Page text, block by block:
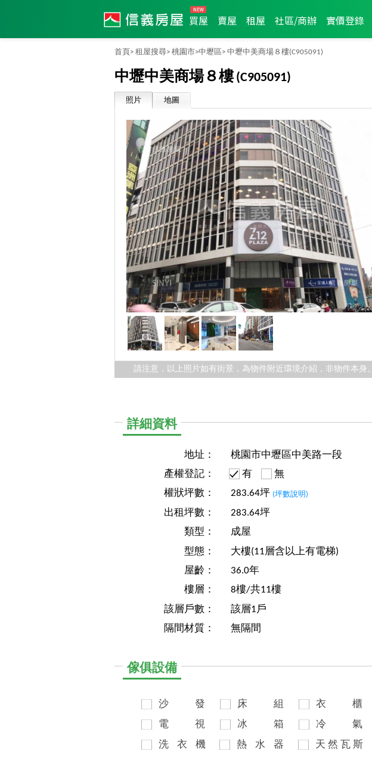
買屋 賣屋 租屋 社區/商辦 實價登錄
首頁> 租屋搜尋> 桃園市>中壢區> 中壢中美商場８樓(C905091)
中壢中美商場８樓 (C905091)
照片 地圖
請注意，以上照片如有街景，為物件附近環境介紹，非物件本身。
詳細資料
地址：
桃園市中壢區中美路一段
產權登記：
有
無
權狀坪數：
283.64坪 (坪數說明)
出租坪數：
283.64坪
類型：
成屋
型態：
大樓(11層含以上有電梯)
屋齡：
36.0年
樓層：
8樓/共11樓
該層戶數：
該層1戶
隔間材質：
無隔間
傢俱設備
沙
發
電
視
洗
衣
機
床
組
冰
箱
熱
水
器
衣
櫃
冷
氣
天 然 瓦 斯